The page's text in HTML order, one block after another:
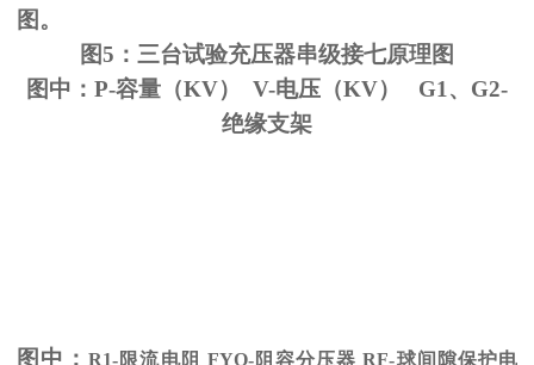
图。
图5：三台试验充压器串级接七原理图
图中：P-容量（KV） V-电压（KV） G1、G2-
绝缘支架
图中：R1-限流电阻 FYQ-阻容分压器RF-球间隙保护电